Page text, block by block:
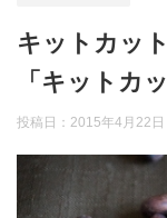
キットカッ
「キットカ
投稿日： 2015年4月22日